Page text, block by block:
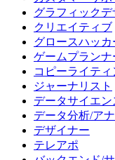
グラフィックデ
クリエイティブ
グロースハッカ
ゲームプランナ
コピーライティ
ジャーナリスト
データサイエン
データ分析/ア
デザイナー
テレアポ